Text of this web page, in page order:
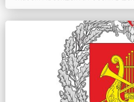
специалисты данного рода
подписал Постановление об
трубопровода ...